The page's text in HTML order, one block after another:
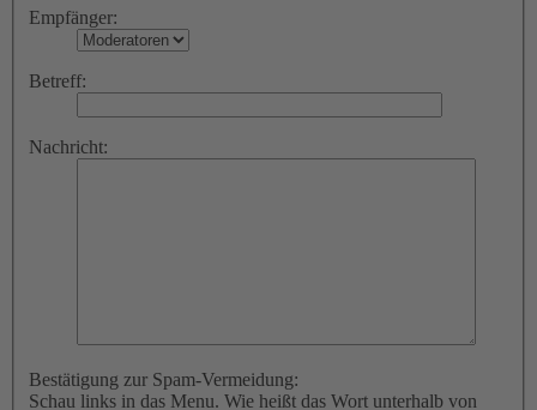
Empfänger:
Betreff:
Nachricht:
Bestätigung zur Spam-Vermeidung:
Schau links in das Menu. Wie heißt das Wort unterhalb von